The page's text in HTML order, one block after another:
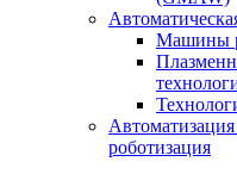
Машины
роботизация